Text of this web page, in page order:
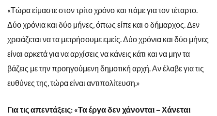
«Τώρα είμαστε στον τρίτο χρόνο και πάμε για τον τέταρτο.
Δύο χρόνια και δύο μήνες, όπως είπε και ο δήμαρχος. Δεν
χρειάζεται να τα μετρήσουμε εμείς. Δύο χρόνια και δύο μήνες
είναι αρκετά για να αρχίσεις να κάνεις κάτι και να μην τα
βάζεις με την προηγούμενη δημοτική αρχή. Αν έλαβε για τις
ευθύνες της, τώρα είναι αντιπολίτευση.»
Για τις απεντάξεις: «Τα έργα δεν χάνονται – Χάνεται